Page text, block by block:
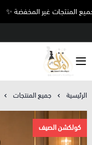
Amani’s Boutique
الرئيسية جميع المنتجات
كولكشن الصيف